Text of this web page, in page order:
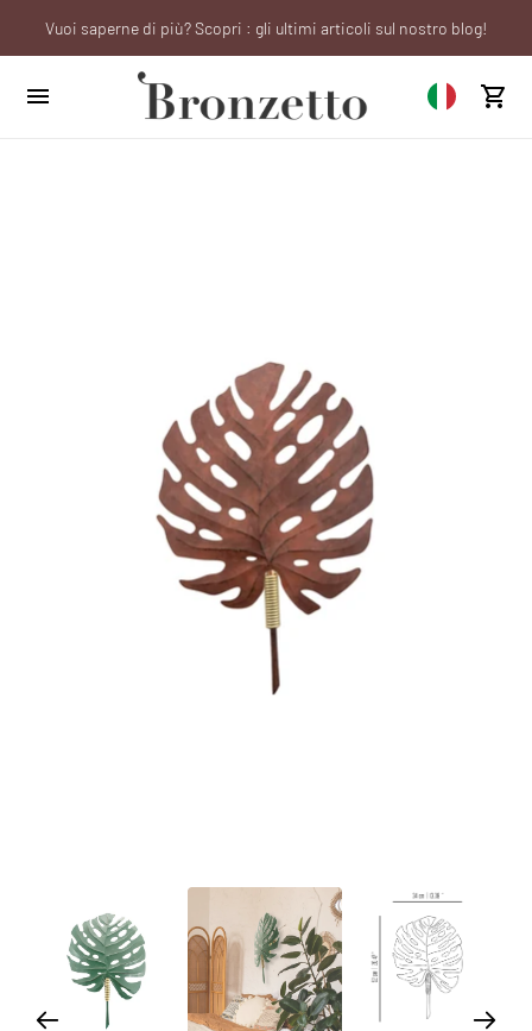
We will be closed from 10th to 21st August
Vuoi saperne di più? Scopri : gli ultimi articoli sul nostro blog!
Sei un professionista? Richiedi il tuo account aziendale!